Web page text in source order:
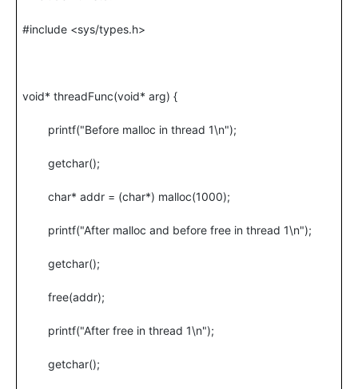
#include <sys/types.h>
void* threadFunc(void* arg) {
printf("Before malloc in thread 1\n");
getchar();
char* addr = (char*) malloc(1000);
printf("After malloc and before free in thread 1\n");
getchar();
free(addr);
printf("After free in thread 1\n");
getchar();